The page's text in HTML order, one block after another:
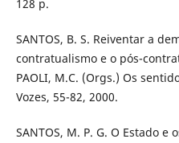
128 p.
SANTOS, B. S. Reiventar a
contratualismo e o pós-
PAOLI, M.C. (Orgs.) Os
Vozes, 55-82, 2000.
SANTOS, M. P. G. O Estado